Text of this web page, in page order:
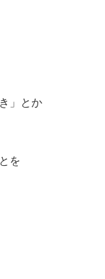
」とか
を